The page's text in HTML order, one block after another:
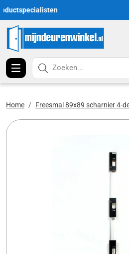
Uitgebreid assortiment uit
Zoeken...
Home Freesmal 89x89 scharnier 4-